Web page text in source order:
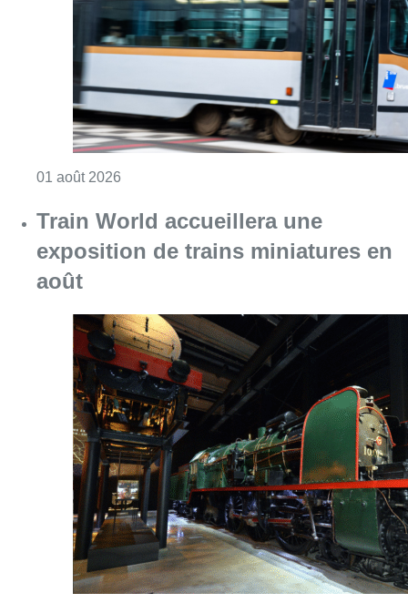
01 août 2026
Train World accueillera une
exposition de trains miniatures en
août